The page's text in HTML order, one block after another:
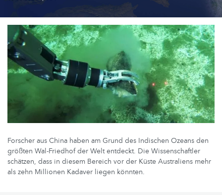
Forscher aus China haben am Grund des Indischen Ozeans den
größten Wal-Friedhof der Welt entdeckt. Die Wissenschaftler
schätzen, dass in diesem Bereich vor der Küste Australiens mehr
als zehn Millionen Kadaver liegen könnten.